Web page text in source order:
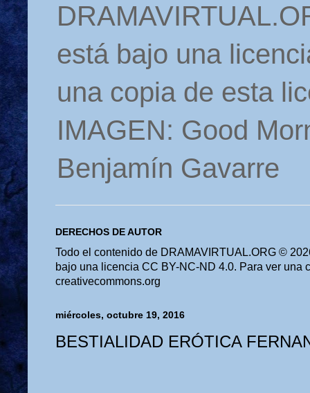
está bajo una
una copia de esta
IMAGEN: Good
Benjamín Gavarre
DERECHOS DE AUTOR
Todo el contenido de DRAMAVIRTUAL.ORG ©
bajo una licencia CC BY-NC-ND 4.0. Para ver una
creativecommons.org
miércoles, octubre 19, 2016
BESTIALIDAD ERÓTICA